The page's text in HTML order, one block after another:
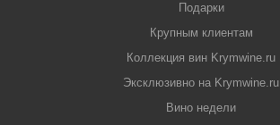
Подарки
Крупным клиентам
Коллекция вин Krymwine.ru
Эксклюзивно на Krymwine.ru
Вино недели